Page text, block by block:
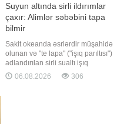
Suyun altında sirli ildırımlar
çaxır: Alimlər səbəbini tapa
bilmir
Sakit okeanda əsrlərdir müşahidə
olunan və "te lapa" ("işıq parıltısı")
adlandırılan sirli sualtı işıq
saçmaları alimlər üçün hələ də
açılmamış təbiət hadisələrindən biri
06.08.2026 306